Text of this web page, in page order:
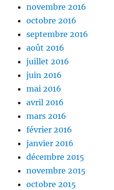
novembre 2016
octobre 2016
septembre 2016
août 2016
juillet 2016
juin 2016
mai 2016
avril 2016
mars 2016
février 2016
janvier 2016
décembre 2015
novembre 2015
octobre 2015